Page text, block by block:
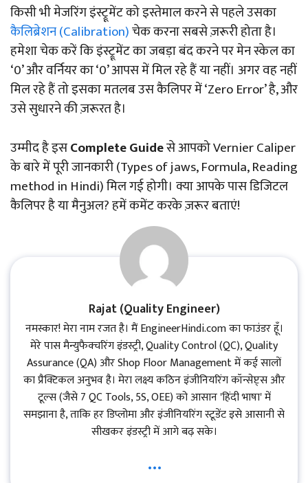
किसी भी मेजरिंग इंस्ट्रूमेंट को इस्तेमाल करने से पहले उसका
कैलिब्रेशन (Calibration)चेक करना सबसे ज़रूरी होता है।
हमेशा चेक करें कि इंस्ट्रूमेंट का जबड़ा बंद करने पर मेन स्केल का
‘0’ और वर्नियर का ‘0’ आपस में मिल रहे हैं या नहीं। अगर वह नहीं
मिल रहे हैं तो इसका मतलब उस कैलिपर में ‘Zero Error’ है, और
उसे सुधारने की ज़रूरत है।
उम्मीद है इसComplete Guideसे आपको Vernier Caliper
के बारे में पूरी जानकारी (Types of jaws, Formula, Reading
method in Hindi) मिल गई होगी। क्या आपके पास डिजिटल
कैलिपर है या मैनुअल? हमें कमेंट करके ज़रूर बताएं!
Rajat (Quality Engineer)
नमस्कार! मेरा नाम रजत है। मैं EngineerHindi.com का फाउंडर हूँ।
मेरे पास मैन्युफैक्चरिंग इंडस्ट्री, Quality Control (QC), Quality
Assurance (QA) और Shop Floor Management में कई सालों
का प्रैक्टिकल अनुभव है। मेरा लक्ष्य कठिन इंजीनियरिंग कॉन्सेप्ट्स और
टूल्स (जैसे 7 QC Tools, 5S, OEE) को आसान 'हिंदी भाषा' में
समझाना है, ताकि हर डिप्लोमा और इंजीनियरिंग स्टूडेंट इसे आसानी से
सीखकर इंडस्ट्री में आगे बढ़ सके।
...